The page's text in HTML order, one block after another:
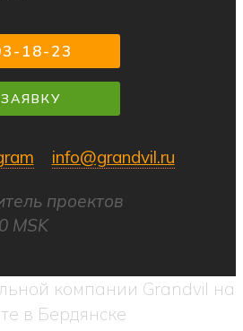
18-23
info@grandvil.ru
проектов
MSK
компании Grandvil на
в Бердянске